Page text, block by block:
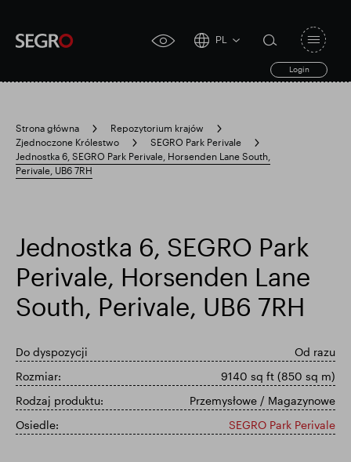
accessibility
PL
Login
search
form
Submit
Search
for
Odpowiedzialny SEGRO
Posiadłość handlowa w Slough
Wyniki finansowe Aktualizacja handlowa
toggle
Strona główna
Repozytorium krajów
Zjednoczone Królestwo
SEGRO Park Perivale
Jednostka 6, SEGRO Park Perivale, Horsenden Lane South,
Perivale, UB6 7RH
Jednostka 6, SEGRO Park
Perivale, Horsenden Lane
South, Perivale, UB6 7RH
Do dyspozycji
Od razu
Rozmiar:
9140 sq ft (850 sq m)
Rodzaj produktu:
Przemysłowe / Magazynowe
Osiedle:
SEGRO Park Perivale